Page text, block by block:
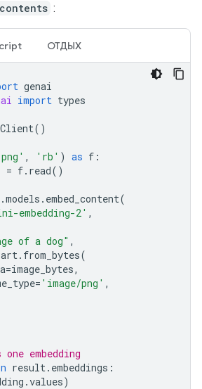
contents :
ОТДЫХ
genai
import types
Client()
, 'rb' ) as f :
= f. read()
.models . embed_content(
embedding-2' ,
of a dog" ,
. from_bytes(
=image_bytes,
= 'image/png' ,
embedding
result. embeddings :
.values)